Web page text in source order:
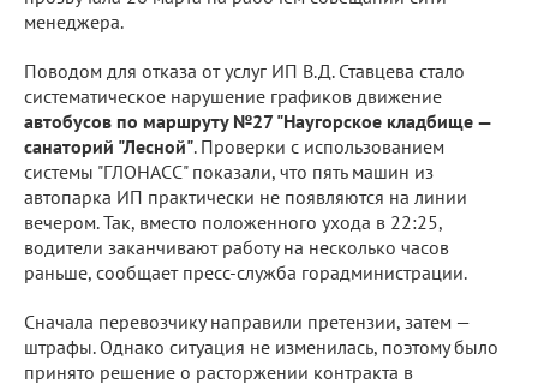
менеджера.
Поводом для отказа от услуг ИП В.Д. Ставцева стало
систематическое нарушение графиков движение
автобусов по маршруту №27 "Наугорское кладбище —
санаторий "Лесной". Проверки с использованием
системы "ГЛОНАСС" показали, что пять машин из
автопарка ИП практически не появляются на линии
вечером. Так, вместо положенного ухода в 22:25,
водители заканчивают работу на несколько часов
раньше, сообщает пресс-служба горадминистрации.
Сначала перевозчику направили претензии, затем —
штрафы. Однако ситуация не изменилась, поэтому было
принято решение о расторжении контракта в